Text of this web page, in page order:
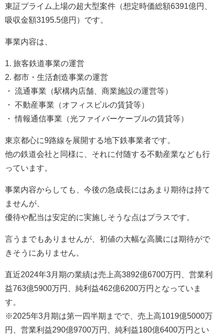
東証プライム上場の超大型案件（想定時価総額6391億円、
吸収金額3195.5億円）です。
事業内容は、
1. 旅客鉄道事業の運営
2. 都市・生活創造事業の運営
・ 流通事業（駅構内店舗、商業施設の運営等）
・ 不動産事業（オフィスビルの賃貸等）
・ 情報通信事業（光ファイバーケーブルの賃貸等）
東京都心に9路線を展開する地下鉄事業者です。
他の鉄道会社と同様に、それに付随する不動産業なども行
っています。
事業内容からしても、今後の急成長にはあまり期待は持て
ませんが、
優待や配当は安定的に実施しそうな点はプラスです。
言うまでもありませんが、初値の大幅な高騰には期待がで
きそうにありません。
直近2024年3月期の業績は売上高3892億6700万円、営業利
益763億5900万円、純利益462億6200万円となっていま
す。
※2025年3月期は第一四半期までで、売上高1019億5000万
円、営業利益290億9700万円、純利益180億6400万円とい